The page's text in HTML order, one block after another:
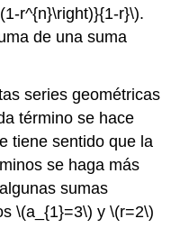
r^{n}\right)}{1-r}\).
de una suma
series geométricas
término se hace
tiene sentido que la
se haga más
sumas
\(a_{1}=3\) y\(r=2\)